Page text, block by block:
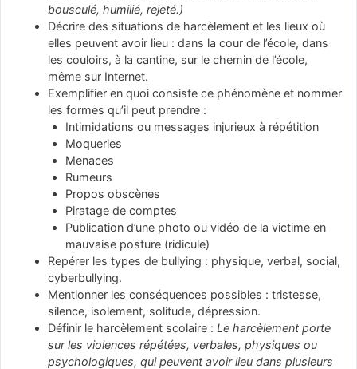
bousculé, humilié, rejeté.)
Décrire des situations de harcèlement et les lieux où
elles peuvent avoir lieu : dans la cour de l’école, dans
les couloirs, à la cantine, sur le chemin de l’école,
même sur Internet.
Exemplifier en quoi consiste ce phénomène et nommer
les formes qu’il peut prendre :
Intimidations ou messages injurieux à répétition
Moqueries
Menaces
Rumeurs
Propos obscènes
Piratage de comptes
Publication d’une photo ou vidéo de la victime en
mauvaise posture (ridicule)
Repérer les types de bullying : physique, verbal, social,
cyberbullying.
Mentionner les conséquences possibles : tristesse,
silence, isolement, solitude, dépression.
Définir le harcèlement scolaire :Le harcèlement porte
sur les violences répétées, verbales, physiques ou
psychologiques, qui peuvent avoir lieu dans plusieurs